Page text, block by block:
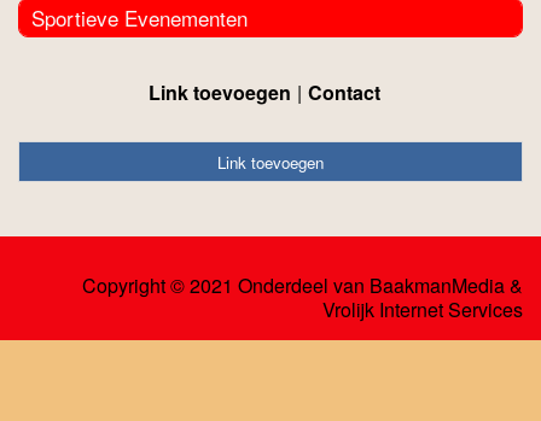
Sportieve Evenementen
Link toevoegen Contact
Link toevoegen
Copyright © 2021 Onderdeel van BaakmanMedia&
Vrolijk Internet Services